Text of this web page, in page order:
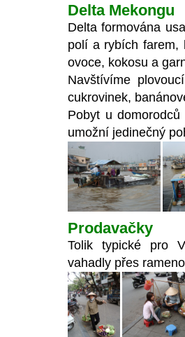
Delta Mekongu
Delta formována
polí a rybích farem,
ovoce, kokosu a
Navštívíme
cukrovinek,
Pobyt u
umožní jedinečný
Prodavačky
Tolik typické pro
vahadly přes